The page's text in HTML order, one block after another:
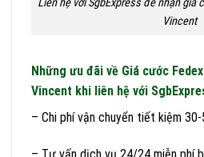
Liên hệ với SgbExpress để nhận giá
Vincent
Những ưu đãi về Giá cước
Vincent khi liên hệ với
– Chi phí vận chuyển tiết kiệm 30-